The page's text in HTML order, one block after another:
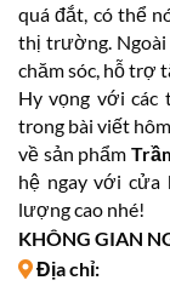
quá đắt, có thể
thị trường. Ngoài
chăm sóc, hỗ trợ
Hy vọng với
trong bài viết
về sản phẩm
hệ ngay với cửa
lượng cao nhé!
KHÔNG GIAN
Địa chỉ: